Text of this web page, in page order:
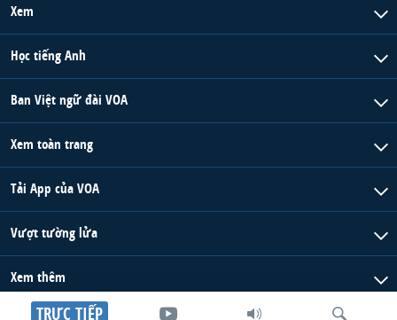
TRỰC TIẾP
Xem
Học tiếng Anh
Ban Việt ngữ đài VOA
Xem toàn trang
Tải App của VOA
Vượt tường lửa
Xem thêm